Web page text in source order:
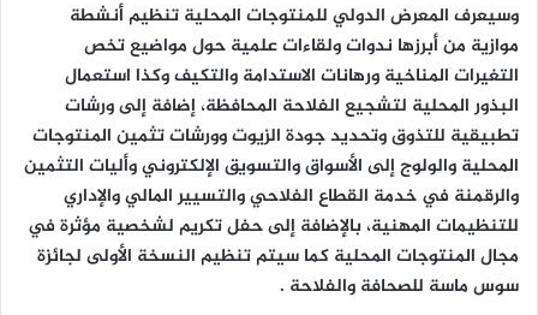
وسيعرف المعرض الدولي للمنتوجات المحلية تنظيم أنشطة
موازية من أبرزها ندوات ولقاءات علمية حول مواضيع تخص
التغيرات المناخية ورهانات الاستدامة والتكيف وكذا استعمال
البذور المحلية لتشجيع الفلاحة المحافظة، إضافة إلى ورشات
تطبيقية للتذوق وتحديد جودة الزيوت وورشات تثمين المنتوجات
المحلية والولوج إلى الأسواق والتسويق الإلكتروني وأليات التثمين
والرقمنة في خدمة القطاع الفلاحي والتسيير المالي والإداري
للتنظيمات المهنية، بالإضافة إلى حفل تكريم لشخصية مؤثرة في
مجال المنتوجات المحلية كما سيتم تنظيم النسخة الأولى لجائزة
سوس ماسة للصحافة والفلاحة .